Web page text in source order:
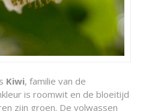
Kiwi, familie van de
is roomwit en de bloeitijd
zijn groen. De volwassen